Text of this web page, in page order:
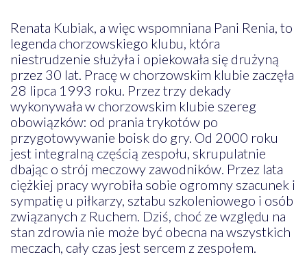
Renata Kubiak, a więc wspomniana Pani Renia, to
legenda chorzowskiego klubu, która
niestrudzenie służyła i opiekowała się drużyną
przez 30 lat. Pracę w chorzowskim klubie zaczęła
28 lipca 1993 roku. Przez trzy dekady
wykonywała w chorzowskim klubie szereg
obowiązków: od prania trykotów po
przygotowywanie boisk do gry. Od 2000 roku
jest integralną częścią zespołu, skrupulatnie
dbając o strój meczowy zawodników. Przez lata
ciężkiej pracy wyrobiła sobie ogromny szacunek i
sympatię u piłkarzy, sztabu szkoleniowego i osób
związanych z Ruchem. Dziś, choć ze względu na
stan zdrowia nie może być obecna na wszystkich
meczach, cały czas jest sercem z zespołem.